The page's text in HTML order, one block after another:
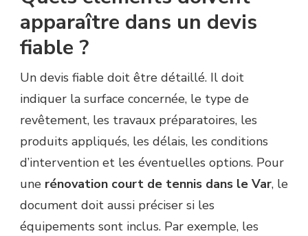
apparaître dans un devis
fiable ?
Un devis fiable doit être détaillé. Il doit
indiquer la surface concernée, le type de
revêtement, les travaux préparatoires, les
produits appliqués, les délais, les conditions
d’intervention et les éventuelles options. Pour
une rénovation court de tennis dans le Var, le
document doit aussi préciser si les
équipements sont inclus. Par exemple, les